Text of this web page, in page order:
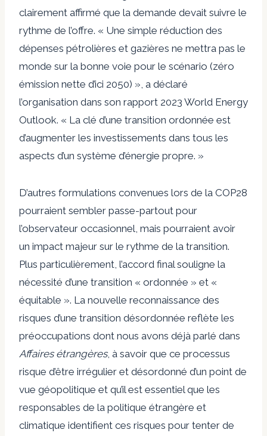
clairement affirmé que la demande devait suivre le
rythme de l’offre. « Une simple réduction des
dépenses pétrolières et gazières ne mettra pas le
monde sur la bonne voie pour le scénario (zéro
émission nette d’ici 2050) », a déclaré
l’organisation dans son rapport 2023 World Energy
Outlook. « La clé d’une transition ordonnée est
d’augmenter les investissements dans tous les
aspects d’un système d’énergie propre. »
D’autres formulations convenues lors de la COP28
pourraient sembler passe-partout pour
l’observateur occasionnel, mais pourraient avoir
un impact majeur sur le rythme de la transition.
Plus particulièrement, l’accord final souligne la
nécessité d’une transition « ordonnée » et «
équitable ». La nouvelle reconnaissance des
risques d’une transition désordonnée reflète les
préoccupations dont nous avons déjà parlé dans
Affaires étrangères, à savoir que ce processus
risque d’être irrégulier et désordonné d’un point de
vue géopolitique et qu’il est essentiel que les
responsables de la politique étrangère et
climatique identifient ces risques pour tenter de